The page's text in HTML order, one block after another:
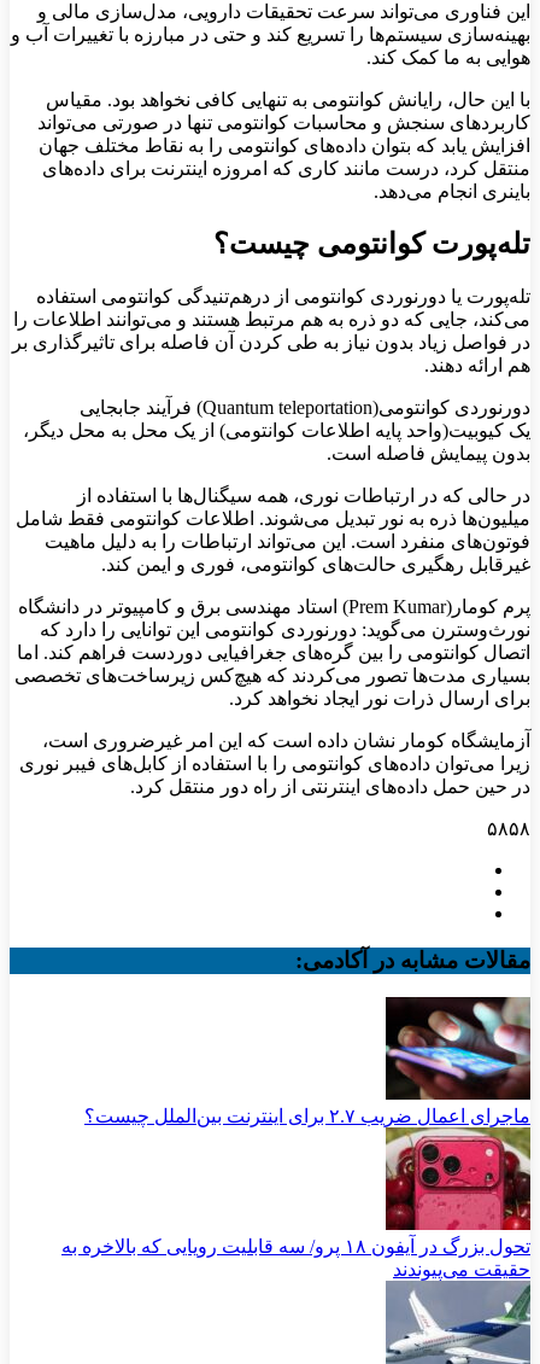
این فناوری می‌تواند سرعت تحقیقات دارویی، مدل‌سازی مالی و
بهینه‌سازی سیستم‌ها را تسریع کند و حتی در مبارزه با تغییرات آب و
هوایی به ما کمک کند.
با این حال، رایانش کوانتومی به تنهایی کافی نخواهد بود. مقیاس
کاربردهای سنجش و محاسبات کوانتومی تنها در صورتی می‌تواند
افزایش یابد که بتوان داده‌های کوانتومی را به نقاط مختلف جهان
منتقل کرد، درست مانند کاری که امروزه اینترنت برای داده‌های
باینری انجام می‌دهد.
تله‌پورت کوانتومی چیست؟
تله‌پورت یا دورنوردی کوانتومی از درهم‌تنیدگی کوانتومی استفاده
می‌کند، جایی که دو ذره به هم مرتبط هستند و می‌توانند اطلاعات را
در فواصل زیاد بدون نیاز به طی کردن آن فاصله برای تاثیرگذاری بر
هم ارائه دهند.
دورنوردی کوانتومی(Quantum teleportation) فرآیند جابجایی
یک کیوبیت(واحد پایه اطلاعات کوانتومی) از یک محل به محل دیگر،
بدون پیمایش فاصله است.
در حالی که در ارتباطات نوری، همه سیگنال‌ها با استفاده از
میلیون‌ها ذره به نور تبدیل می‌شوند. اطلاعات کوانتومی فقط شامل
فوتون‌های منفرد است. این می‌تواند ارتباطات را به دلیل ماهیت
غیرقابل رهگیری حالت‌های کوانتومی، فوری و ایمن کند.
پرم کومار(Prem Kumar) استاد مهندسی برق و کامپیوتر در دانشگاه
نورث‌وسترن می‌گوید: دورنوردی کوانتومی این توانایی را دارد که
اتصال کوانتومی را بین گره‌های جغرافیایی دوردست فراهم کند. اما
بسیاری مدت‌ها تصور می‌کردند که هیچ‌کس زیرساخت‌های تخصصی
برای ارسال ذرات نور ایجاد نخواهد کرد.
آزمایشگاه کومار نشان داده است که این امر غیرضروری است،
زیرا می‌توان داده‌های کوانتومی را با استفاده از کابل‌های فیبر نوری
در حین حمل داده‌های اینترنتی از راه دور منتقل کرد.
۵۸۵۸
مقالات مشابه در آکادمی:
ماجرای اعمال ضریب ۲.۷ برای اینترنت بین‌الملل چیست؟
تحول بزرگ در آیفون ۱۸ پرو/ سه قابلیت رویایی که بالاخره به
حقیقت می‌پیوندند